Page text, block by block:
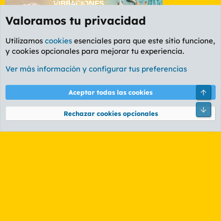
Foro Informática y Videojuegos
Cookies
PL OLDSTYLE AMARILLO
Términos y reglas Política de privacidad Ayuda
Community platform by XenForo® © 2010-2026 XenForo Ltd.
Valoramos tu privacidad
Utilizamos cookies esenciales para que este sitio funcione,
y cookies opcionales para mejorar tu experiencia.
Ver más información y configurar tus preferencias
Aceptar todas las cookies
Rechazar cookies opcionales
Pie